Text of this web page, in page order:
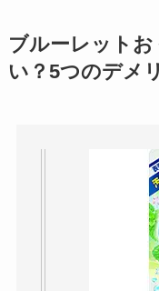
ブルーレット
い？5つのデメ